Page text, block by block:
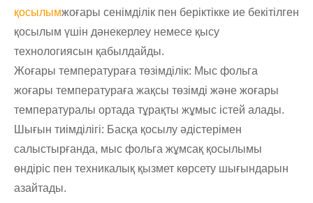
қосылымжоғары сенімділік пен беріктікке ие бекітілген
қосылым үшін дәнекерлеу немесе қысу
технологиясын қабылдайды.
Жоғары температураға төзімділік: Мыс фольга
жоғары температураға жақсы төзімді және жоғары
температуралы ортада тұрақты жұмыс істей алады.
Шығын тиімділігі: Басқа қосылу әдістерімен
салыстырғанда, мыс фольга жұмсақ қосылымы
өндіріс пен техникалық қызмет көрсету шығындарын
азайтады.